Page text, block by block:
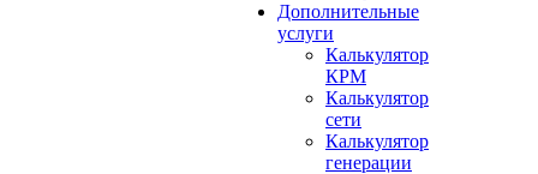
Дополнительные
услуги
Калькулятор
КРМ
Калькулятор
сети
Калькулятор
генерации